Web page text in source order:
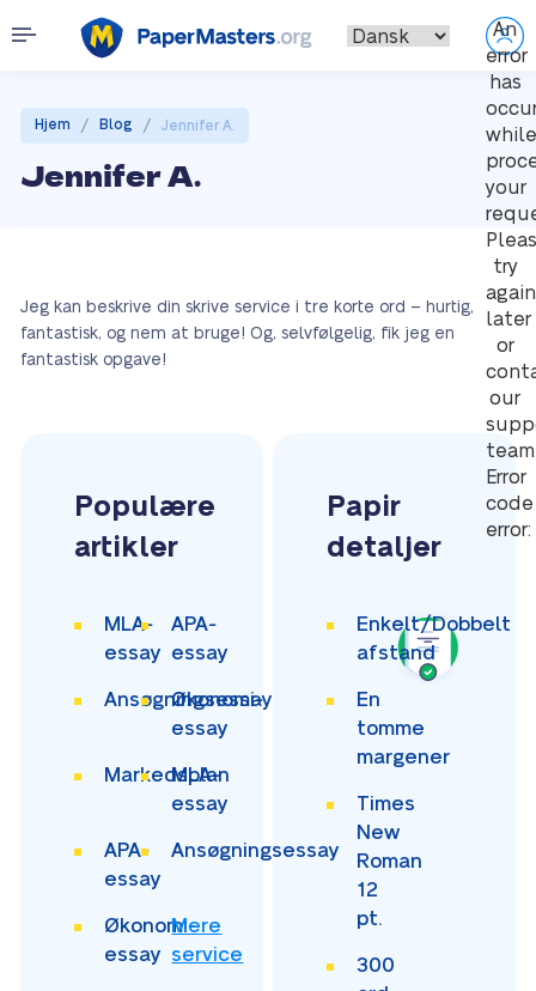
An
error
has
while
your
try
again
later
or
our
Error
code
error:
Hjem / Blog / Jennifer A.
Jennifer A.
Jeg kan beskrive din skrive service i tre korte ord – hurtig,
fantastisk, og nem at bruge! Og, selvfølgelig, fik jeg en
fantastisk opgave!
Populære
artikler
MLA-
essay
APA-
essay
Ansøgningsessay
Økonomi-
essay
Markedsplan
MLA-
essay
APA-
essay
Ansøgningsessay
Økonomi-
essay
Mere
service
Papir
detaljer
Enkelt/Dobbelt
afstand
En
tomme
margener
Times
New
Roman
12
pt.
300